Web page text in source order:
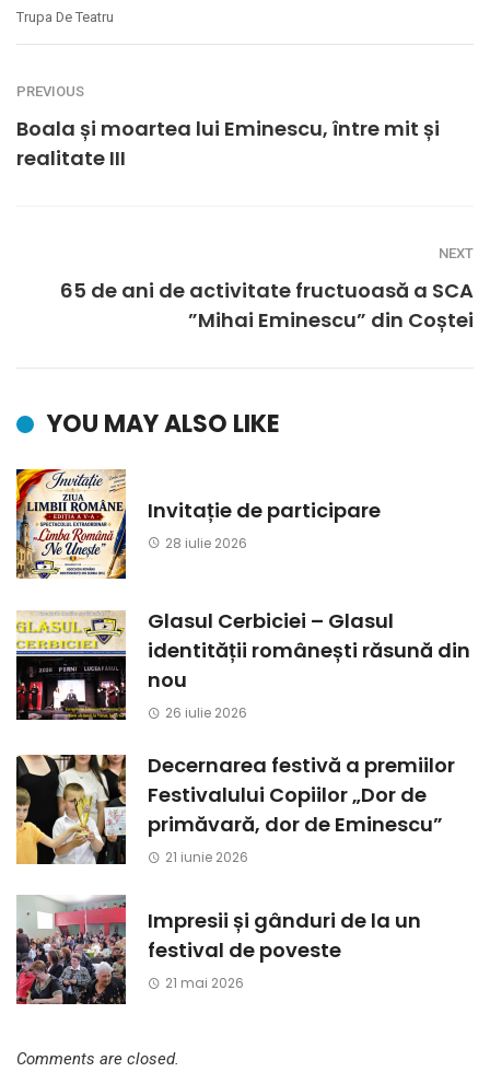
Trupa De Teatru
PREVIOUS
Boala și moartea lui Eminescu, între mit și
realitate III
NEXT
65 de ani de activitate fructuoasă a SCA
”Mihai Eminescu” din Coștei
YOU MAY ALSO LIKE
Invitație de participare
28 iulie 2026
Glasul Cerbiciei – Glasul
identității românești răsună din
nou
26 iulie 2026
Decernarea festivă a premiilor
Festivalului Copiilor „Dor de
primăvară, dor de Eminescu”
21 iunie 2026
Impresii și gânduri de la un
festival de poveste
21 mai 2026
Comments are closed.